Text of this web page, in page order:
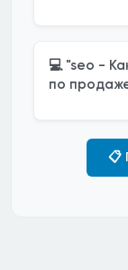
💻 "seo -
по
📋